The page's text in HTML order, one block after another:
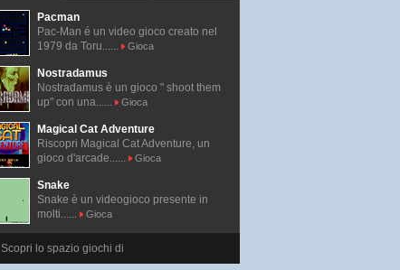
Pacman
Pac-Man é un video gioco creato nel
1979 da Toru......
Gioca
Nostradamus
Nostradamus è un gioco " shoot them
up" con una......
Gioca
Magical Cat Adventure
Riscopri Magical Cat Adventure, un
gioco d'arcade......
Gioca
Snake
Snake è un videogioco presente in
molti......
Gioca
Scopri lo spazio giochi di